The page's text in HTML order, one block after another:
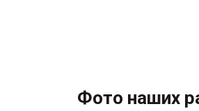
Фото наших